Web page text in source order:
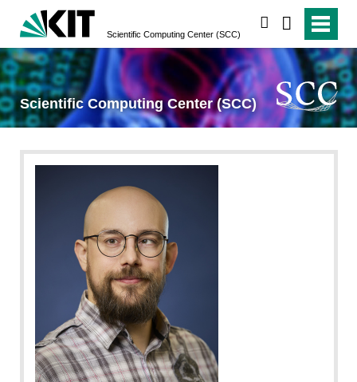
Scientific Computing Center (SCC)
Scientific Computing Center (SCC)